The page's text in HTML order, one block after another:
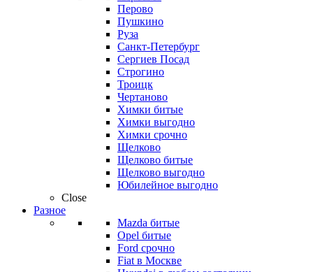
Перово
Пушкино
Руза
Санкт-Петербург
Сергиев Посад
Строгино
Троицк
Чертаново
Химки битые
Химки выгодно
Химки срочно
Щелково
Щелково битые
Щелково выгодно
Юбилейное выгодно
Close
Разное
Mazda битые
Opel битые
Ford срочно
Fiat в Москве